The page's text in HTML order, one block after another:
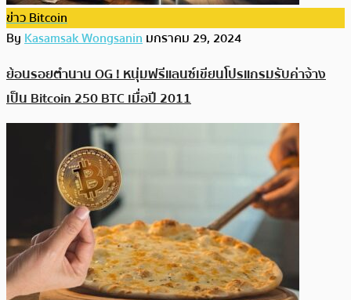
ข่าว Bitcoin
ByKasamsak Wongsaninมกราคม 29, 2024
ย้อนรอยตำนาน OG ! หนุ่มฟรีแลนซ์เขียนโปรแกรมรับค่าจ้าง
เป็น Bitcoin 250 BTC เมื่อปี 2011